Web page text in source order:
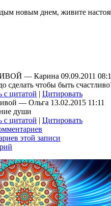
новым днем, живите
— Карина 09.09.2011
сделать чтобы быть
с цитатой | Цитировать
— Ольга 13.02.2015 11:11
души
с цитатой | Цитировать
этой записи